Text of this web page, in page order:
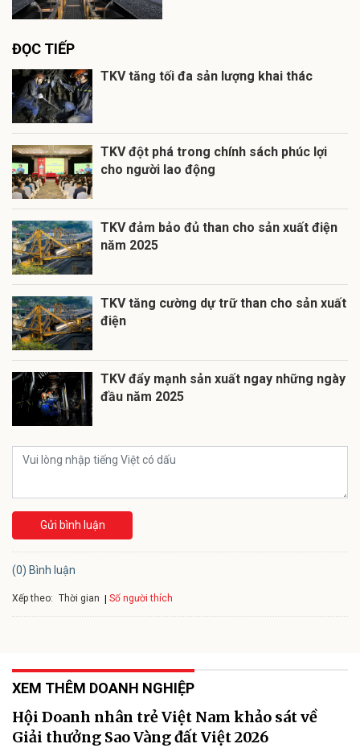
ĐỌC TIẾP
TKV tăng tối đa sản lượng khai thác
TKV đột phá trong chính sách phúc lợi
cho người lao động
TKV đảm bảo đủ than cho sản xuất điện
năm 2025
TKV tăng cường dự trữ than cho sản xuất
điện
TKV đẩy mạnh sản xuất ngay những ngày
đầu năm 2025
Gửi bình luận
(0) Bình luận
Xếp theo: Thời gian Số người thích
XEM THÊM DOANH NGHIỆP
Hội Doanh nhân trẻ Việt Nam khảo sát về
Giải thưởng Sao Vàng đất Việt 2026